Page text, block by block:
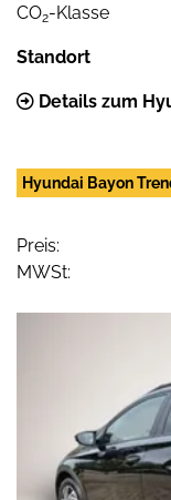
CO2-Klasse
Standort
Details zum
Hyundai Bayon
Preis:
MWSt: